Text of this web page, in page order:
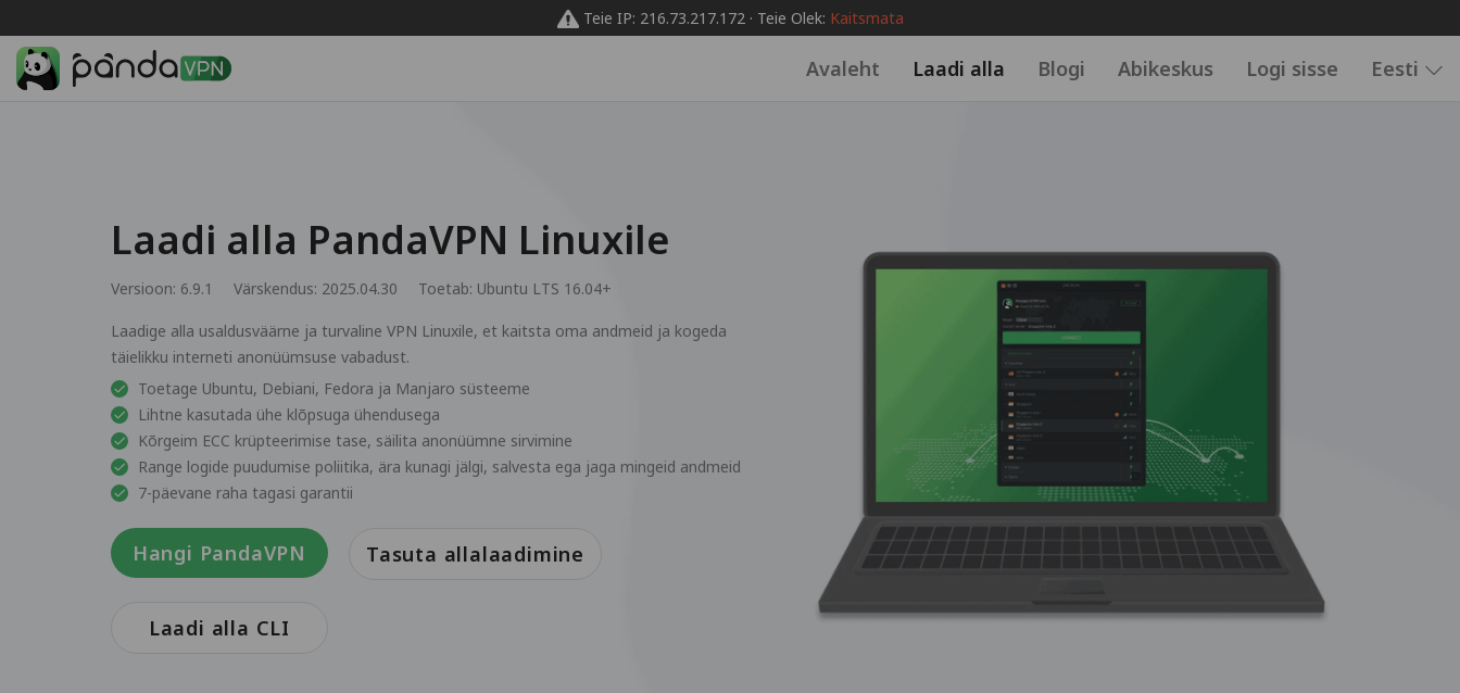
Teie IP: 216.73.217.172 · Teie Olek: Kaitsmata
Avaleht Laadi alla Blogi Abikeskus Logi sisse Eesti
Laadi alla PandaVPN Linuxile
Versioon: 6.9.1 Värskendus: 2025.04.30 Toetab: Ubuntu LTS 16.04+
Laadige alla usaldusväärne ja turvaline VPN Linuxile, et kaitsta oma andmeid ja kogeda
täielikku interneti anonüümsuse vabadust.
Toetage Ubuntu, Debiani, Fedora ja Manjaro süsteeme
Lihtne kasutada ühe klõpsuga ühendusega
Kõrgeim ECC krüpteerimise tase, säilita anonüümne sirvimine
Range logide puudumise poliitika, ära kunagi jälgi, salvesta ega jaga mingeid andmeid
7-päevane raha tagasi garantii
Hangi PandaVPN Tasuta allalaadimine
Laadi alla CLI